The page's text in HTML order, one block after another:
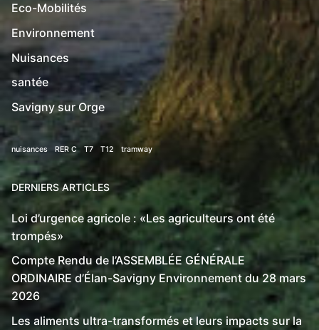
Eco-Mobilités
Environnement
Nuisances
santée
Savigny sur Orge
nuisances RER C T7 T12 tramway
DERNIERS ARTICLES
Loi d’urgence agricole : «Les agriculteurs ont été
trompés»
Compte Rendu de l’ASSEMBLÉE GÉNÉRALE
ORDINAIRE d’Élan-Savigny Environnement du 28 mars
2026
Les aliments ultra-transformés et leurs impacts sur la